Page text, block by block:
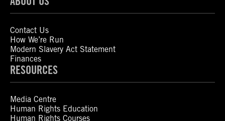
Contact Us
How We’re Run
Modern Slavery Act Statement
Finances
RESOURCES
Media Centre
Human Rights Education
Human Rights Courses